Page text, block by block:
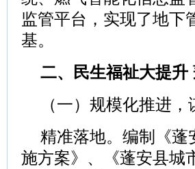
监管平台，实现了地下
基。
二、民生福祉大提升
（一）规模化推进
精准落地。编制《蓬
施方案》、《蓬安县城